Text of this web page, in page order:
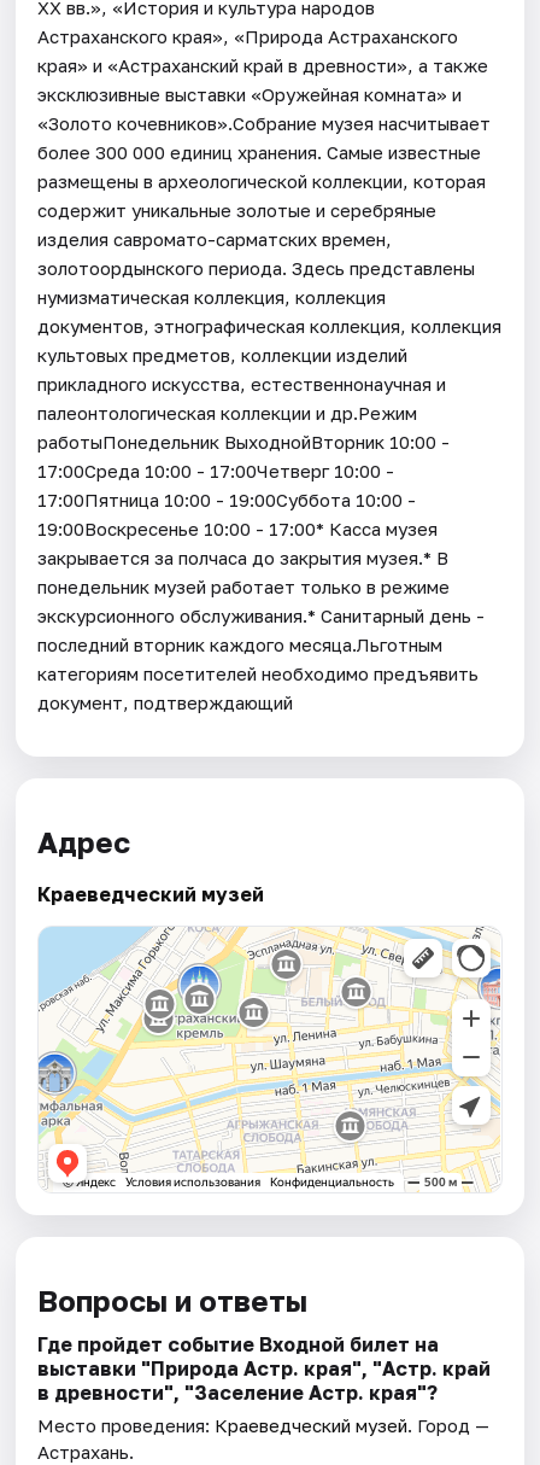
XX вв.», «История и культура народов
Астраханского края», «Природа Астраханского
края» и «Астраханский край в древности», а также
эксклюзивные выставки «Оружейная комната» и
«Золото кочевников».Собрание музея насчитывает
более 300 000 единиц хранения. Самые известные
размещены в археологической коллекции, которая
содержит уникальные золотые и серебряные
изделия савромато-сарматских времен,
золотоордынского периода. Здесь представлены
нумизматическая коллекция, коллекция
документов, этнографическая коллекция, коллекция
культовых предметов, коллекции изделий
прикладного искусства, естественнонаучная и
палеонтологическая коллекции и др.Режим
работыПонедельник ВыходнойВторник 10:00 -
17:00Среда 10:00 - 17:00Четверг 10:00 -
17:00Пятница 10:00 - 19:00Суббота 10:00 -
19:00Воскресенье 10:00 - 17:00* Касса музея
закрывается за полчаса до закрытия музея.* В
понедельник музей работает только в режиме
экскурсионного обслуживания.* Санитарный день -
последний вторник каждого месяца.Льготным
категориям посетителей необходимо предъявить
документ, подтверждающий
Адрес
Краеведческий музей
Вопросы и ответы
Где пройдет событие Входной билет на
выставки "Природа Астр. края", "Астр. край
в древности", "Заселение Астр. края"?
Место проведения: Краеведческий музей. Город —
Астрахань.